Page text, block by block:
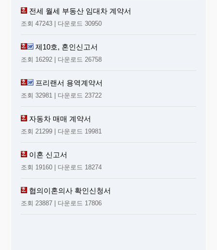
전세 월세 부동산 임대차 계약서
조회 47243 | 다운로드 30950
제10호, 혼인신고서
조회 16292 | 다운로드 26758
프리랜서 용역계약서
조회 32981 | 다운로드 23722
자동차 매매 계약서
조회 21299 | 다운로드 19981
이혼 신고서
조회 19160 | 다운로드 18274
협의이혼의사 확인신청서
조회 23887 | 다운로드 17806